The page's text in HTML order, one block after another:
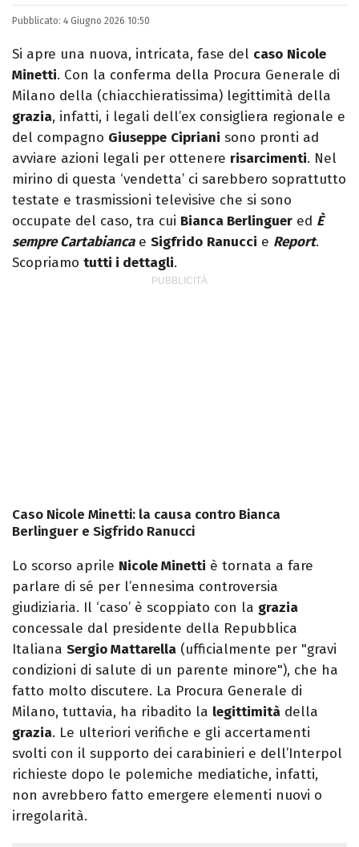
Laurea in Lettere, smania di viaggi e
passione per i cartoni (della pizza e della
Pixar).
Pubblicato: 4 Giugno 2026 10:50
Si apre una nuova, intricata, fase del caso Nicole
Minetti. Con la conferma della Procura Generale di
Milano della (chiacchieratissima) legittimità della
grazia, infatti, i legali dell’ex consigliera regionale e
del compagno Giuseppe Cipriani sono pronti ad
avviare azioni legali per ottenere risarcimenti. Nel
mirino di questa ‘vendetta’ ci sarebbero soprattutto
testate e trasmissioni televisive che si sono
occupate del caso, tra cui Bianca Berlinguer ed È
sempre Cartabiancae Sigfrido Ranucci e Report.
Scopriamo tutti i dettagli.
Caso Nicole Minetti: la causa contro Bianca
Berlinguer e Sigfrido Ranucci
Lo scorso aprile Nicole Minetti è tornata a fare
parlare di sé per l’ennesima controversia
giudiziaria. Il ‘caso’ è scoppiato con la grazia
concessale dal presidente della Repubblica
Italiana Sergio Mattarella (ufficialmente per "gravi
condizioni di salute di un parente minore"), che ha
fatto molto discutere. La Procura Generale di
Milano, tuttavia, ha ribadito la legittimità della
grazia. Le ulteriori verifiche e gli accertamenti
svolti con il supporto dei carabinieri e dell’Interpol
richieste dopo le polemiche mediatiche, infatti,
non avrebbero fatto emergere elementi nuovi o
irregolarità.